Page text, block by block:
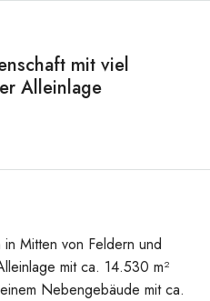
mit viel
Alleinlage
Mitten von Feldern und
mit ca. 14.530 m²
Nebengebäude mit ca.